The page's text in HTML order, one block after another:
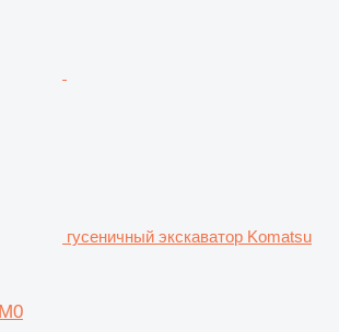
гусеничный экскаватор Komatsu